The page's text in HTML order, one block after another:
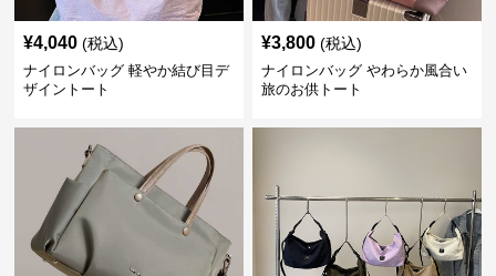
¥4,040 (税込)
ナイロンバッグ 軽やか結び目デ
ザイントート
¥3,800 (税込)
ナイロンバッグ やわらか風合い
旅のお供トート